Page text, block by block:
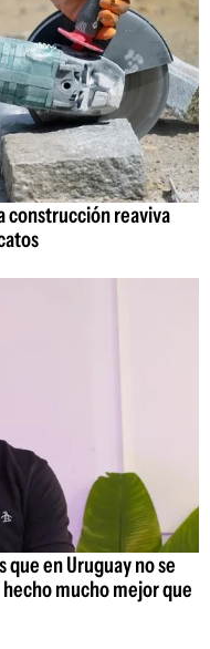
construcción reaviva
que en Uruguay no se
mucho mejor que